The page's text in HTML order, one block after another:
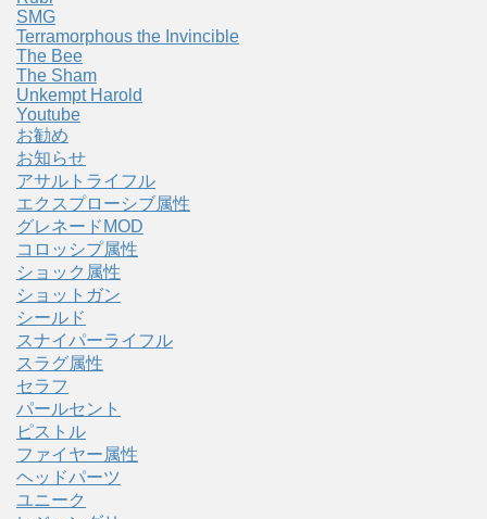
SMG
Terramorphous the Invincible
The Bee
The Sham
Unkempt Harold
Youtube
お勧め
お知らせ
アサルトライフル
エクスプローシブ属性
グレネードMOD
コロッシプ属性
ショック属性
ショットガン
シールド
スナイパーライフル
スラグ属性
セラフ
パールセント
ピストル
ファイヤー属性
ヘッドパーツ
ユニーク